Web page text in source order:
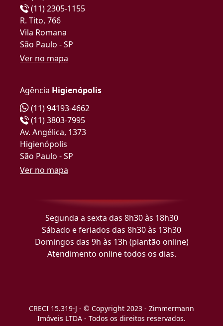
(11) 2305-1155
R. Tito, 766
Vila Romana
São Paulo - SP
Ver no mapa
Agência Higienópolis
(11) 94193-4662
(11) 3803-7995
Av. Angélica, 1373
Higienópolis
São Paulo - SP
Ver no mapa
Segunda a sexta das 8h30 às 18h30
Sábado e feriados das 8h30 às 13h30
Domingos das 9h às 13h (plantão online)
Atendimento online todos os dias.
CRECI 15.319-J - © Copyright 2023 - Zimmermann
Imóveis LTDA - Todos os direitos reservados.